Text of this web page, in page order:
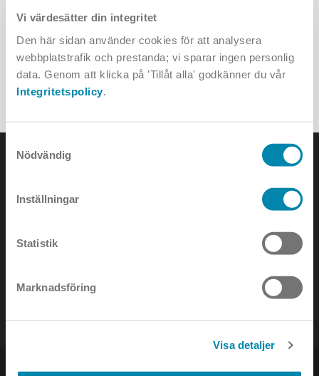
Vi värdesätter din integritet
Den här sidan använder cookies för att analysera
webbplatstrafik och prestanda; vi sparar ingen personlig
data. Genom att klicka på 'Tillåt alla' godkänner du vår
Integritetspolicy.
Nödvändig
Inställningar
Statistik
Marknadsföring
Visa detaljer
Igor
ALLA PROJEKT
tel:08-442 90 00